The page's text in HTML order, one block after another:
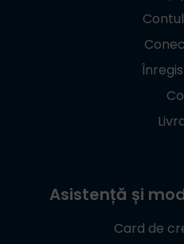
Asistență și
Card de